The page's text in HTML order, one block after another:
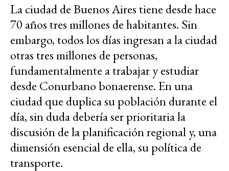
La ciudad de Buenos Aires tiene desde hace
70 años tres millones de habitantes. Sin
embargo, todos los días ingresan a la ciudad
otras tres millones de personas,
fundamentalmente a trabajar y estudiar
desde Conurbano bonaerense. En una
ciudad que duplica su población durante el
día, sin duda debería ser prioritaria la
discusión de la planificación regional y, una
dimensión esencial de ella, su política de
transporte.